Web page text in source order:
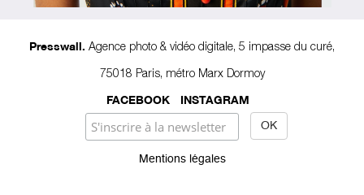
Presswall.
Agence photo & vidéo digitale, 5 impasse du curé,
75018 Paris, métro Marx Dormoy
FACEBOOK INSTAGRAM
Mentions légales